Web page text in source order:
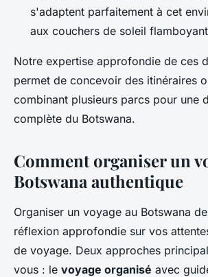
s'adaptent parfaitement à cet
aux couchers de soleil
Notre expertise approfondie de ces
permet de concevoir des itinéraires
combinant plusieurs parcs pour une
complète du Botswana.
Comment organiser un
Botswana authentique
Organiser un voyage au Botswana
réflexion approfondie sur vos
de voyage. Deux approches
vous : le voyage organisé avec